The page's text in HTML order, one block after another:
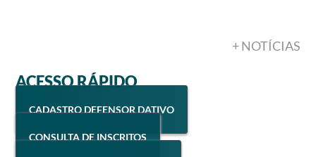
+ NOTÍCIAS
ACESSO RÁPIDO
CADASTRO DEFENSOR DATIVO
CONSULTA DE INSCRITOS